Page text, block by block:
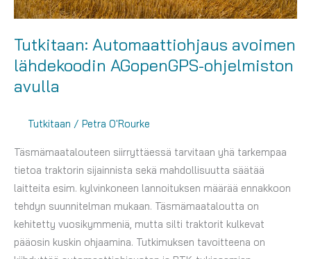
Tutkitaan: Automaattiohjaus avoimen
lähdekoodin AGopenGPS-ohjelmiston
avulla
Tutkitaan / Petra O'Rourke
Täsmämaatalouteen siirryttäessä tarvitaan yhä tarkempaa
tietoa traktorin sijainnista sekä mahdollisuutta säätää
laitteita esim. kylvinkoneen lannoituksen määrää ennakkoon
tehdyn suunnitelman mukaan. Täsmämaataloutta on
kehitetty vuosikymmeniä, mutta silti traktorit kulkevat
pääosin kuskin ohjaamina. Tutkimuksen tavoitteena on